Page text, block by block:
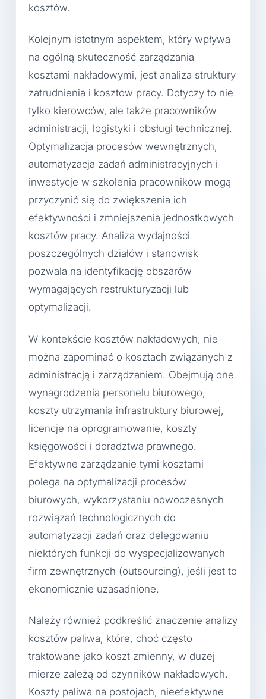
kosztów.
Kolejnym istotnym aspektem, który wpływa
na ogólną skuteczność zarządzania
kosztami nakładowymi, jest analiza struktury
zatrudnienia i kosztów pracy. Dotyczy to nie
tylko kierowców, ale także pracowników
administracji, logistyki i obsługi technicznej.
Optymalizacja procesów wewnętrznych,
automatyzacja zadań administracyjnych i
inwestycje w szkolenia pracowników mogą
przyczynić się do zwiększenia ich
efektywności i zmniejszenia jednostkowych
kosztów pracy. Analiza wydajności
poszczególnych działów i stanowisk
pozwala na identyfikację obszarów
wymagających restrukturyzacji lub
optymalizacji.
W kontekście kosztów nakładowych, nie
można zapominać o kosztach związanych z
administracją i zarządzaniem. Obejmują one
wynagrodzenia personelu biurowego,
koszty utrzymania infrastruktury biurowej,
licencje na oprogramowanie, koszty
księgowości i doradztwa prawnego.
Efektywne zarządzanie tymi kosztami
polega na optymalizacji procesów
biurowych, wykorzystaniu nowoczesnych
rozwiązań technologicznych do
automatyzacji zadań oraz delegowaniu
niektórych funkcji do wyspecjalizowanych
firm zewnętrznych (outsourcing), jeśli jest to
ekonomicznie uzasadnione.
Należy również podkreślić znaczenie analizy
kosztów paliwa, które, choć często
traktowane jako koszt zmienny, w dużej
mierze zależą od czynników nakładowych.
Koszty paliwa na postojach, nieefektywne